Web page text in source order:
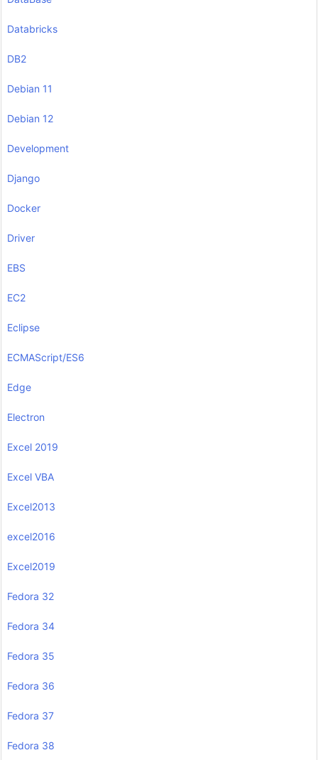
Databricks
DB2
Debian 11
Debian 12
Development
Django
Docker
Driver
EBS
EC2
Eclipse
ECMAScript/ES6
Edge
Electron
Excel 2019
Excel VBA
Excel2013
excel2016
Excel2019
Fedora 32
Fedora 34
Fedora 35
Fedora 36
Fedora 37
Fedora 38